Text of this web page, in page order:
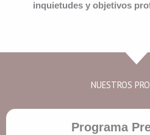
inquietudes y objetivos
NUESTROS
Programa